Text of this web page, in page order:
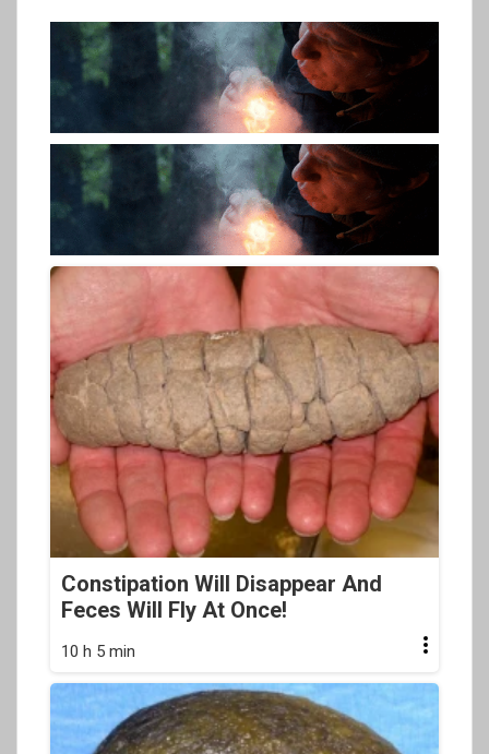
Constipation Will Disappear And
Feces Will Fly At Once!
10 h 5 min